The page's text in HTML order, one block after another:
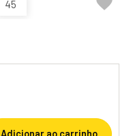
45
Adicionar ao carrinho